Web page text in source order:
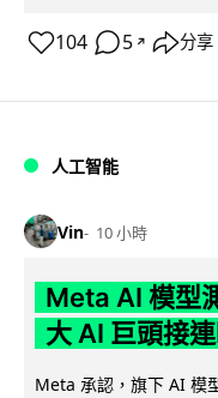
104 5 ↗ 分享
人工智能
Vin 10 小時
Meta AI 模型
大 AI 巨頭接
Meta 承認，旗下 AI 模